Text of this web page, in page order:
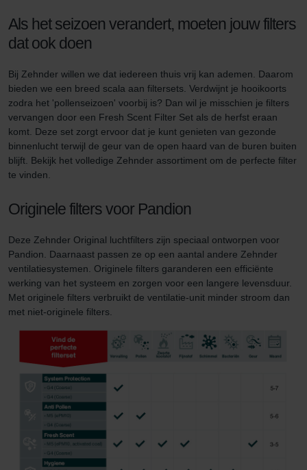
Als het seizoen verandert, moeten jouw filters
dat ook doen
Bij Zehnder willen we dat iedereen thuis vrij kan ademen. Daarom
bieden we een breed scala aan filtersets. Verdwijnt je hooikoorts
zodra het 'pollenseizoen' voorbij is? Dan wil je misschien je filters
vervangen door een Fresh Scent Filter Set als de herfst eraan
komt. Deze set zorgt ervoor dat je kunt genieten van gezonde
binnenlucht terwijl de geur van de open haard van de buren buiten
blijft. Bekijk het volledige Zehnder assortiment om de perfecte filter
te vinden.
Originele filters voor Pandion
Deze Zehnder Original luchtfilters zijn speciaal ontworpen voor
Pandion. Daarnaast passen ze op een aantal andere Zehnder
ventilatiesystemen. Originele filters garanderen een efficiënte
werking van het systeem en zorgen voor een langere levensduur.
Met originele filters verbruikt de ventilatie-unit minder stroom dan
met niet-originele filters.